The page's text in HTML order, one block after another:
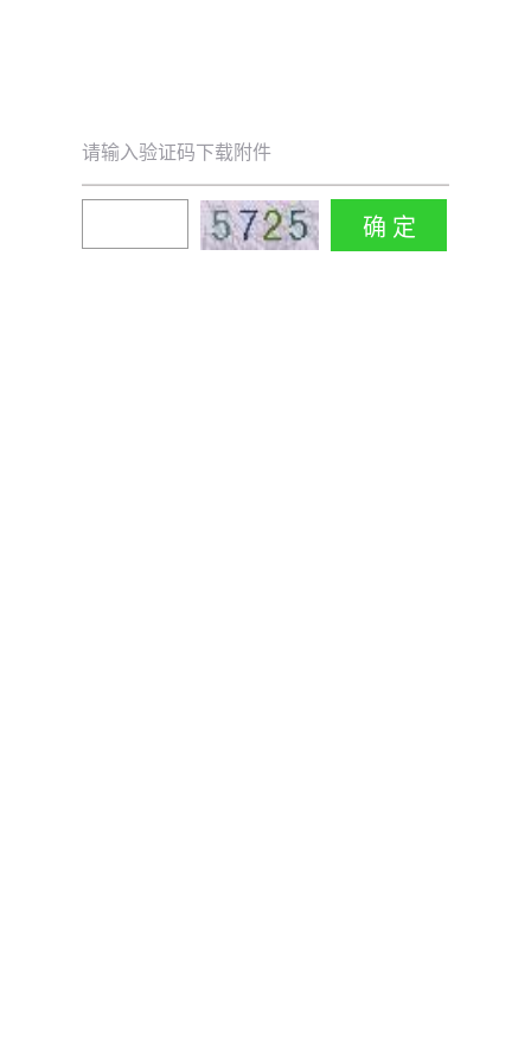
请输入验证码下载附件